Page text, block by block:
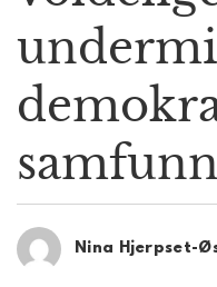
samfunn
Nina Hjerpset-